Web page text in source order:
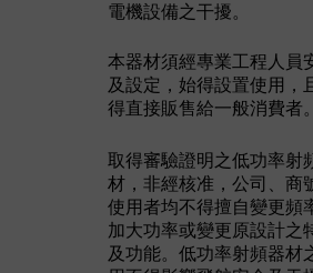
電機設備之干擾。
本器材須經專業工程人員
及設定，始得設置使用，
得直接販售給一般消費者
取得審驗證明之低功率射
材，非經核准，公司、商
使用者均不得擅自變更頻
加大功率或變更原設計之
及功能。低功率射頻器材